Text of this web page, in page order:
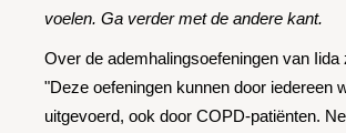
voelen. Ga verder met de andere kant.
Over de ademhalingsoefeningen van Iida
"Deze oefeningen kunnen door iedereen
uitgevoerd, ook door COPD-patiënten.